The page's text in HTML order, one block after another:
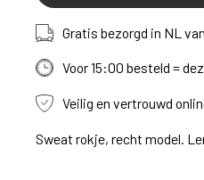
Gratis bezorgd in NL
Voor 15:00 besteld =
Veilig en vertrouwd
Sweat rokje, recht model.